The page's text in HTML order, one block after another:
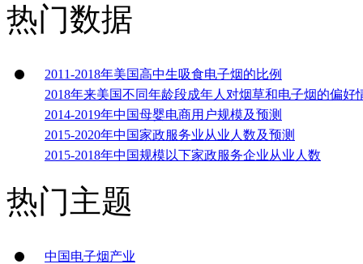
热门数据
2011-2018年美国高中生吸食电子烟的比例
2018年来美国不同年龄段成年人对烟草和电子烟的偏好
2014-2019年中国母婴电商用户规模及预测
2015-2020年中国家政服务业从业人数及预测
2015-2018年中国规模以下家政服务企业从业人数
热门主题
中国电子烟产业